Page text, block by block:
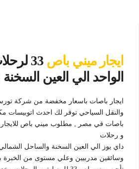
ايجار ميني باص
33
الواحد الي العين السخنة
ايجار باصات باسعار مخفضة من شركة
والنقل السياحي توفر لك احدث اتوبيسات
باصات في مصر , مطلوب ميني باص للايجار
و رحلات
داي يوز الي العين السخنة والساحل
وسائقين مدربيين وعلي مستوى من الخبرة